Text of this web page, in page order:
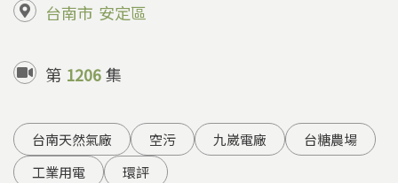
台南市 安定區
第 1206集
台南天然氣廠 空污 九崴電廠
台糖農場
工業用電
環評